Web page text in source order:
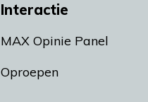
Interactie
MAX Opinie Panel
Oproepen